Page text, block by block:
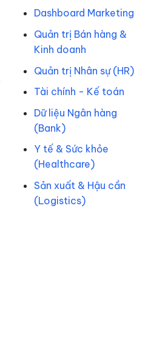
Dashboard Marketing
Quản trị Bán hàng &
Kinh doanh
Quản trị Nhân sự (HR)
Tài chính - Kế toán
Dữ liệu Ngân hàng
(Bank)
Y tế & Sức khỏe
(Healthcare)
Sản xuất & Hậu cần
(Logistics)